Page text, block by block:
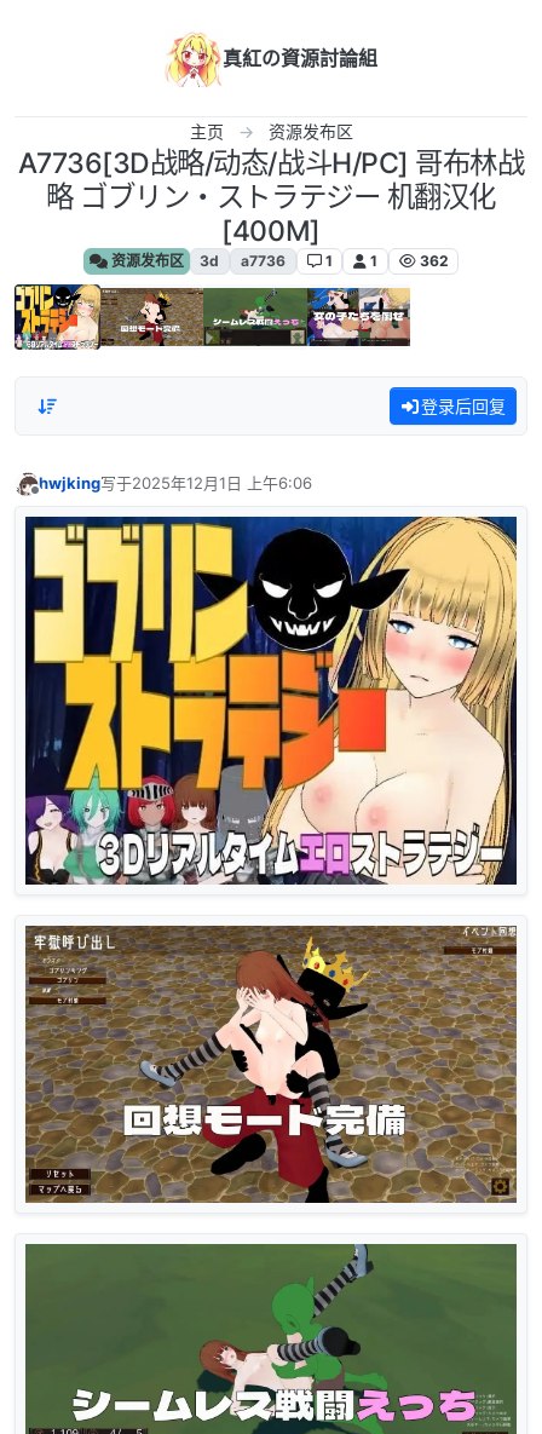
真紅の資源討論組
主页 资源发布区
A7736[3D战略/动态/战斗H/PC] 哥布林战
略 ゴブリン・ストラテジー 机翻汉化
[400M]
资源发布区 3d a7736 1 1 362
登录后回复
hwjking写于2025年12月1日 上午6:06
最后由 编辑